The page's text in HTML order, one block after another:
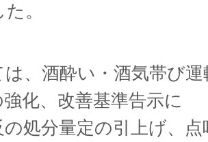
。
は、酒酔い・酒気帯び
化、改善基準告示に
の処分量定の引上げ、